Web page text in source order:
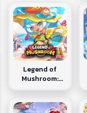
Legend of
Mushroom: